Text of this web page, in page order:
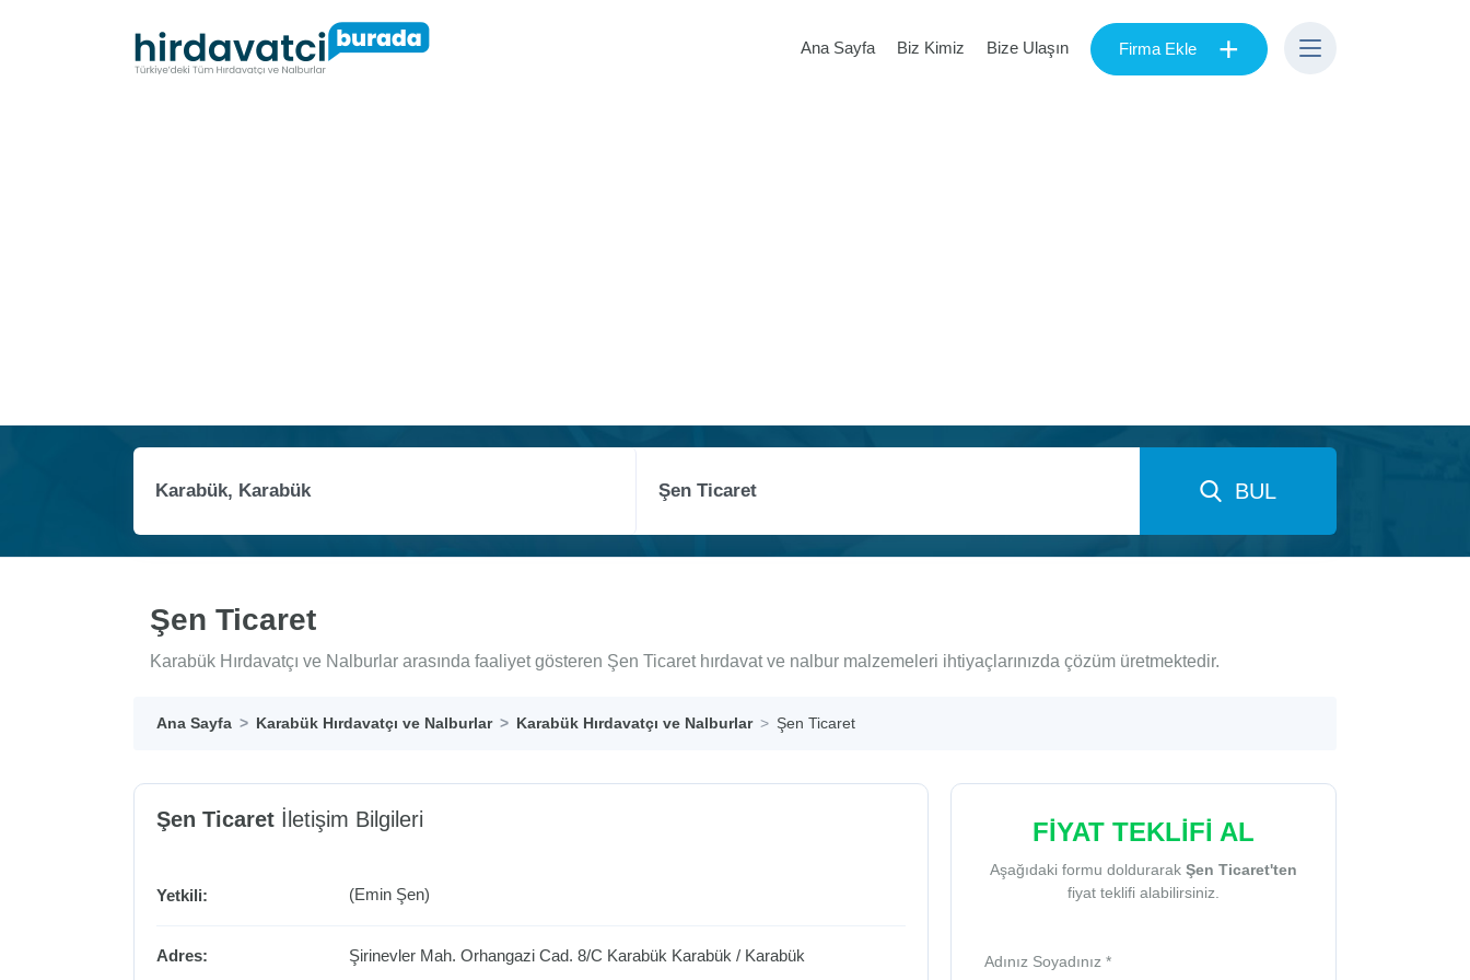
Ana Sayfa Biz Kimiz Bize Ulaşın Firma Ekle +
BUL
Şen Ticaret
Karabük Hırdavatçı ve Nalburlar arasında faaliyet gösteren Şen Ticaret hırdavat ve nalbur malzemeleri ihtiyaçlarınızda çözüm üretmektedir.
Ana Sayfa Karabük Hırdavatçı ve Nalburlar Karabük Hırdavatçı ve Nalburlar Şen Ticaret
Şen Ticaret İletişim Bilgileri
Yetkili: (Emin Şen)
Adres: Şirinevler Mah. Orhangazi Cad. 8/C Karabük Karabük / Karabük
FİYAT TEKLİFİ AL
Aşağıdaki formu doldurarak Şen Ticaret'ten
fiyat teklifi alabilirsiniz.
Adınız Soyadınız *